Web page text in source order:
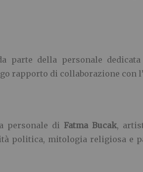
parte della personale
rapporto di collaborazione con
personale di Fatma Bucak,
politica, mitologia religiosa e